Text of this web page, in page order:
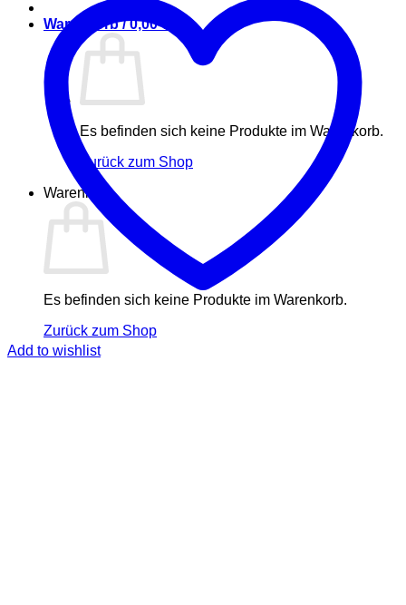
Warenkorb /0,00€
Es befinden sich keine Produkte im Warenkorb.
Zurück zum Shop
Warenkorb
Es befinden sich keine Produkte im Warenkorb.
Zurück zum Shop
Add to wishlist